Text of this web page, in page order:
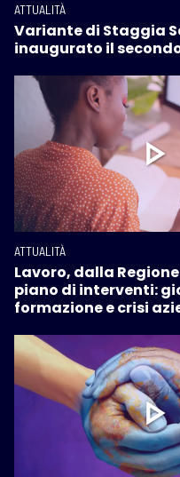
ATTUALITÀ
Variante di Staggia
inaugurato il
ATTUALITÀ
Lavoro, dalla
piano di interventi:
formazione e crisi